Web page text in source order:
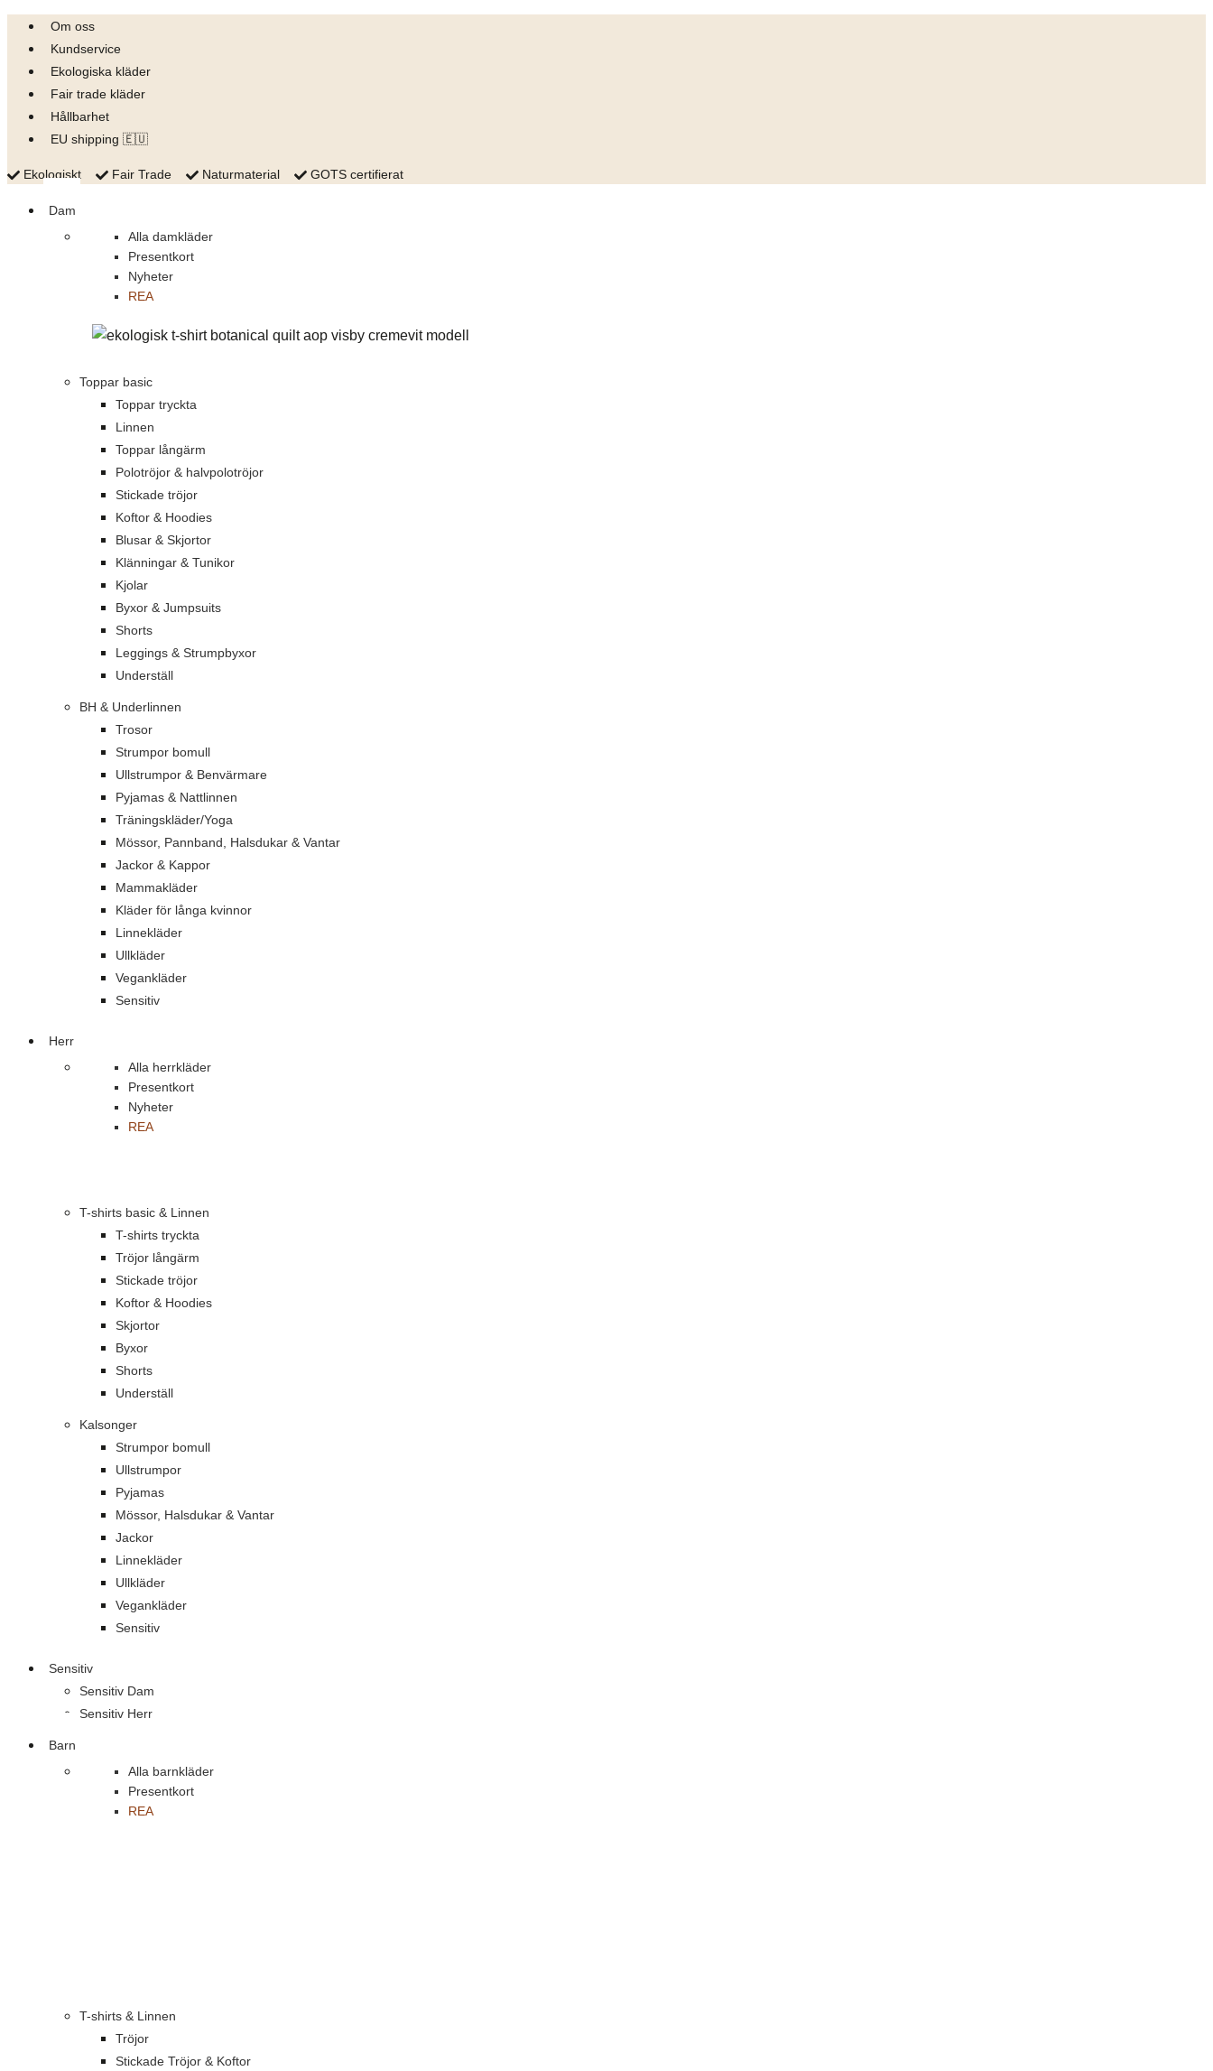
Skip
content
Om oss
Kundservice
Ekologiska kläder
Fair trade kläder
Hållbarhet
EU shipping 🇪🇺
Ekologiskt Fair Trade Naturmaterial GOTS certifierat
Dam
Alla damkläder
Presentkort
Nyheter
REA
Toppar basic
Toppar tryckta
Linnen
Toppar långärm
Polotröjor & halvpolotröjor
Stickade tröjor
Koftor & Hoodies
Blusar & Skjortor
Klänningar & Tunikor
Kjolar
Byxor & Jumpsuits
Shorts
Leggings & Strumpbyxor
Underställ
BH & Underlinnen
Trosor
Strumpor bomull
Ullstrumpor & Benvärmare
Pyjamas & Nattlinnen
Träningskläder/Yoga
Mössor, Pannband, Halsdukar & Vantar
Jackor & Kappor
Mammakläder
Kläder för långa kvinnor
Linnekläder
Ullkläder
Vegankläder
Sensitiv
Herr
Alla herrkläder
Presentkort
Nyheter
REA
T-shirts basic & Linnen
T-shirts tryckta
Tröjor långärm
Stickade tröjor
Koftor & Hoodies
Skjortor
Byxor
Shorts
Underställ
Kalsonger
Strumpor bomull
Ullstrumpor
Pyjamas
Mössor, Halsdukar & Vantar
Jackor
Linnekläder
Ullkläder
Vegankläder
Sensitiv
Sensitiv
Sensitiv Dam
Sensitiv Herr
Barn
Alla barnkläder
Presentkort
REA
T-shirts & Linnen
Tröjor
Stickade Tröjor & Koftor